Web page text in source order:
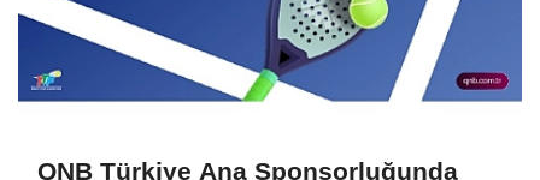
QNB Türkiye Ana Sponsorluğunda